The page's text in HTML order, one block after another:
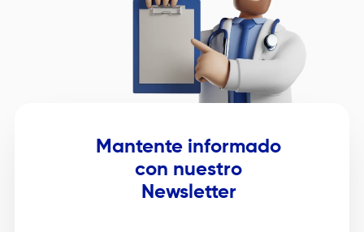
Mantente informado
con nuestro
Newsletter